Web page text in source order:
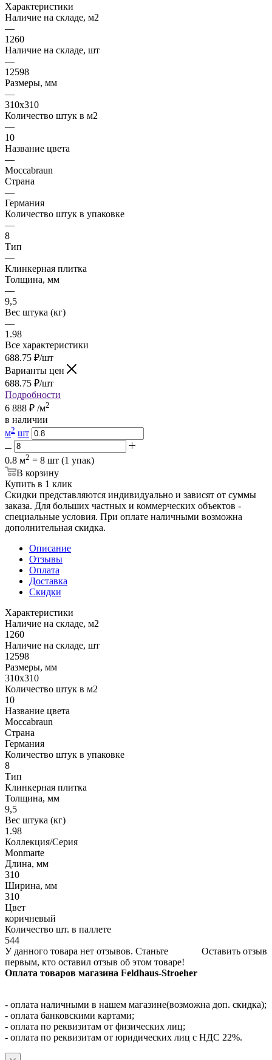
Характеристики
Наличие на складе, м2
—
1260
Наличие на складе, шт
—
12598
Размеры, мм
—
310x310
Количество штук в м2
—
10
Название цвета
—
Moccabraun
Страна
—
Германия
Количество штук в упаковке
—
8
Тип
—
Клинкерная плитка
Толщина, мм
—
9,5
Вес штука (кг)
—
1.98
Все характеристики
688.75 ₽/шт
Варианты цен
688.75 ₽/шт
Подробности
6 888 ₽ /м2
в наличии
м2 шт
0.8 м2 = 8 шт (1 упак)
В корзину
Купить в 1 клик
Скидки представляются индивидуально и зависят от суммы
заказа. Для больших частных и коммерческих объектов -
специальные условия. При оплате наличными возможна
дополнительная скидка.
Описание
Отзывы
Оплата
Доставка
Скидки
Характеристики
Наличие на складе, м2
1260
Наличие на складе, шт
12598
Размеры, мм
310x310
Количество штук в м2
10
Название цвета
Moccabraun
Страна
Германия
Количество штук в упаковке
8
Тип
Клинкерная плитка
Толщина, мм
9,5
Вес штука (кг)
1.98
Коллекция/Серия
Monmarte
Длина, мм
310
Ширина, мм
310
Цвет
коричневый
Количество шт. в паллете
544
Оставить отзыв
У данного товара нет отзывов. Станьте
первым, кто оставил отзыв об этом товаре!
Оплата товаров магазина Feldhaus-Stroeher
- оплата наличными в нашем магазине(возможна доп. скидка);
- оплата банковскими картами;
- оплата по реквизитам от физических лиц;
- оплата по реквизитам от юридических лиц с НДС 22%.